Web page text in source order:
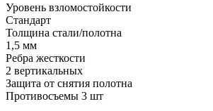
Уровень взломостойкости
Стандарт
Толщина стали/полотна
1,5 мм
Ребра жесткости
2 вертикальных
Защита от снятия полотна
Противосъемы 3 шт